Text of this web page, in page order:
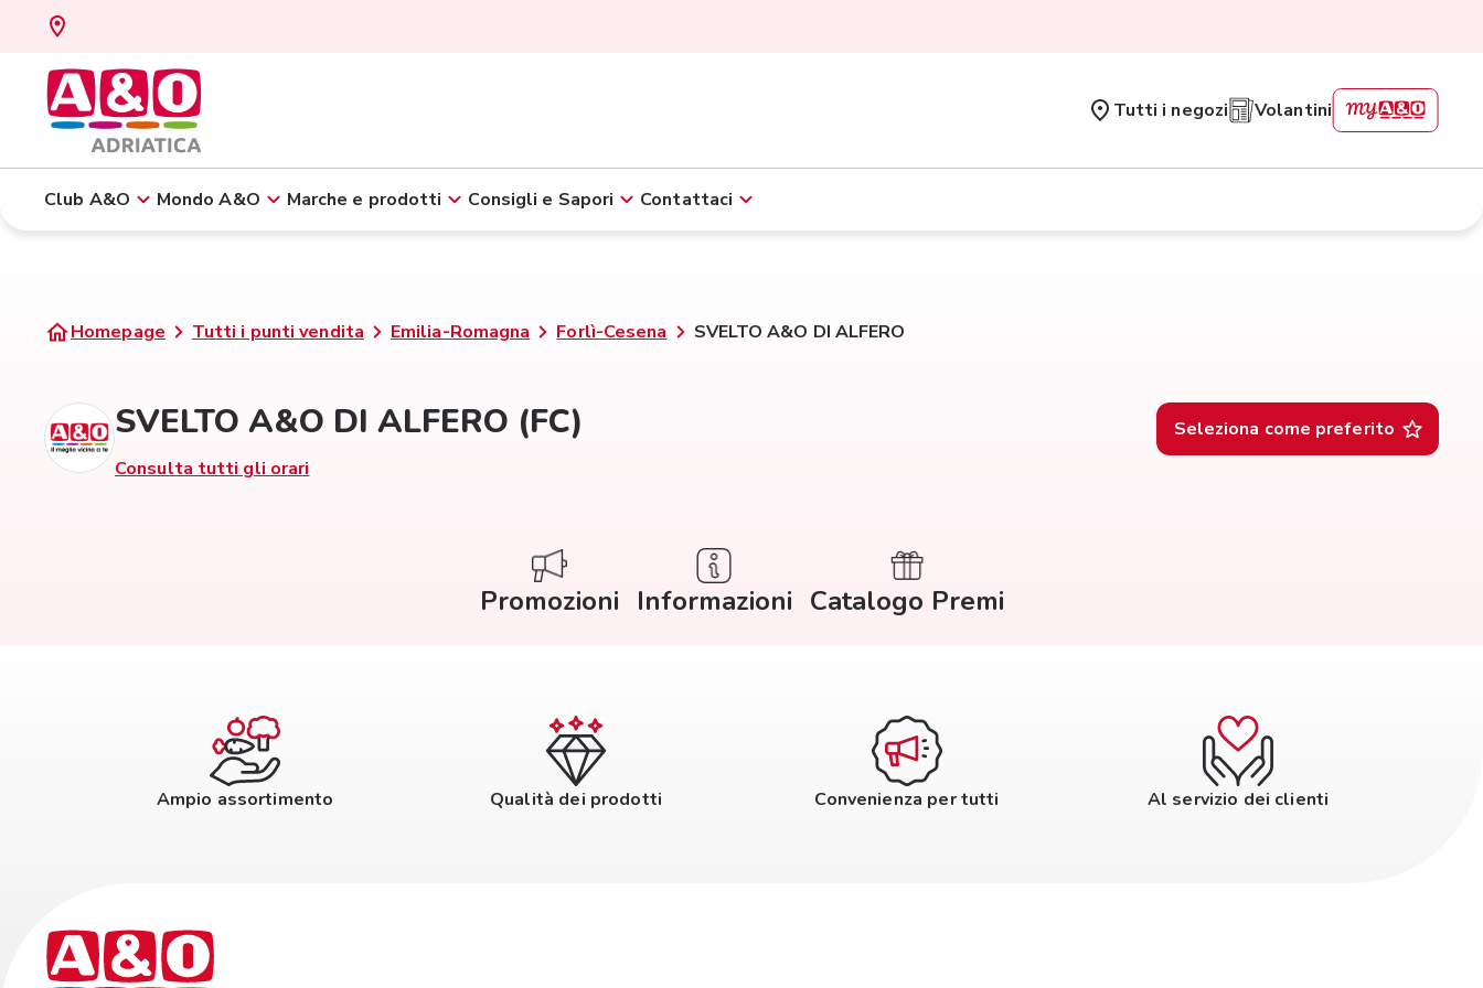
Tutti i negozi Volantini
Club A&O Mondo A&O Marche e prodotti Consigli e Sapori Contattaci
Homepage Tutti i punti vendita Emilia-Romagna Forlì-Cesena SVELTO A&O DI ALFERO
SVELTO A&O DI ALFERO (FC)
Consulta tutti gli orari
Seleziona come preferito
Promozioni Informazioni Catalogo Premi
Ampio assortimento Qualità dei prodotti Convenienza per tutti Al servizio dei clienti